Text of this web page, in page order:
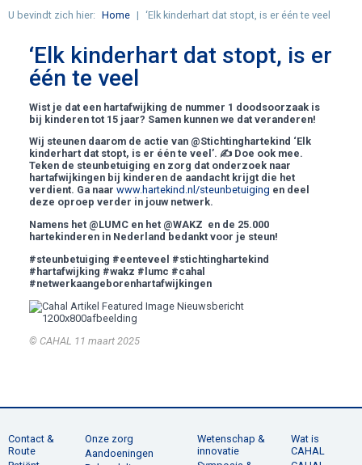
U bevindt zich hier: Home ‘Elk kinderhart dat stopt, is er één te veel
‘Elk kinderhart dat stopt, is er
één te veel
Wist je dat een hartafwijking de nummer 1 doodsoorzaak is
bij kinderen tot 15 jaar? Samen kunnen we dat veranderen!
Wij steunen daarom de actie van @Stichtinghartekind ‘Elk
kinderhart dat stopt, is er één te veel’. ✍Doe ook mee.
Teken de steunbetuiging en zorg dat onderzoek naar
hartafwijkingen bij kinderen de aandacht krijgt die het
verdient. Ga naar www.hartekind.nl/steunbetuiging en deel
deze oproep verder in jouw netwerk.
Namens het @LUMC en het @WAKZ en de 25.000
hartekinderen in Nederland bedankt voor je steun!
#steunbetuiging #eenteveel #stichtinghartekind
#hartafwijking #wakz #lumc #cahal
#netwerkaangeborenhartafwijkingen
© CAHAL 11 maart 2025
Contact &
Route
Onze zorg
Aandoeningen
Wetenschap &
innovatie
Wat is
CAHAL